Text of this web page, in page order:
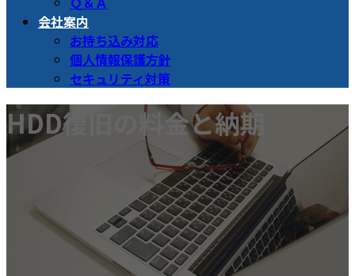
会社案内
お持ち込み対応
個人情報保護方針
セキュリティ対策
HDD復旧の料金と納期